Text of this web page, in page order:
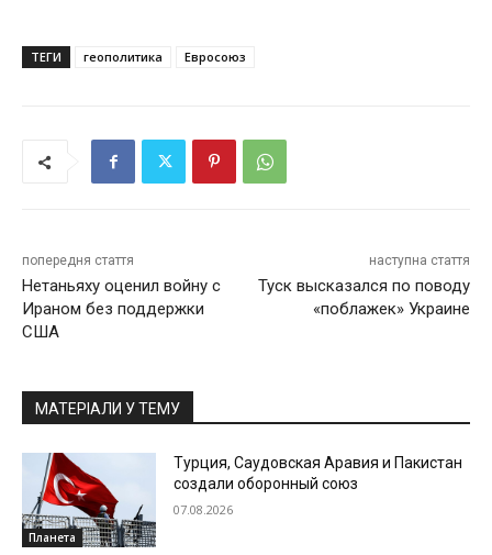
ТЕГИ геополитика Евросоюз
попередня стаття
Нетаньяху оценил войну с
Ираном без поддержки
США
наступна стаття
Туск высказался по поводу
«поблажек» Украине
МАТЕРІАЛИ У ТЕМУ
Планета
Турция, Саудовская Аравия и Пакистан
создали оборонный союз
07.08.2026